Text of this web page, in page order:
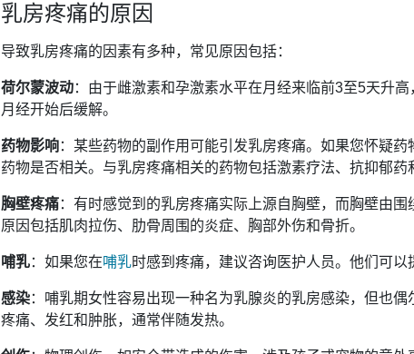
乳房疼痛的原因
导致乳房疼痛的因素有多种，常见原因包括：
荷尔蒙波动：由于雌激素和孕激素水平在月经来临前3至5天升
月经开始后缓解。
药物影响：某些药物的副作用可能引发乳房疼痛。如果您怀疑
药物是否相关。与乳房疼痛相关的药物包括激素疗法、抗抑郁药
胸壁疼痛：有时感觉到的乳房疼痛实际上源自胸壁，而胸壁由
原因包括肌肉拉伤、肋骨周围的炎症、胸部外伤和骨折。
哺乳：如果您在哺乳时感到疼痛，建议咨询医护人员。他们可以
感染：哺乳期女性容易出现一种名为乳腺炎的乳房感染，但也
疼痛、发红和肿胀，通常伴随发热。